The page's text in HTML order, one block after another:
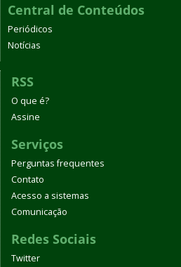
Central de Conteúdos
Periódicos
Notícias
RSS
O que é?
Assine
Serviços
Perguntas frequentes
Contato
Acesso a sistemas
Comunicação
Redes Sociais
Twitter